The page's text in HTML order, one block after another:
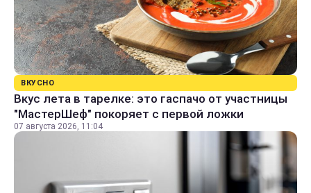
ВКУСНО
Вкус лета в тарелке: это гаспачо от участницы
"МастерШеф" покоряет с первой ложки
07 августа 2026, 11:04